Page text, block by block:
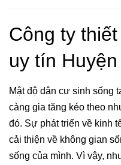
Công ty
uy tín
Mật độ dân cư sinh sống
càng gia tăng kéo theo
đó. Sự phát triển về kinh
cải thiện về không gian
sống của mình. Vì vậy,